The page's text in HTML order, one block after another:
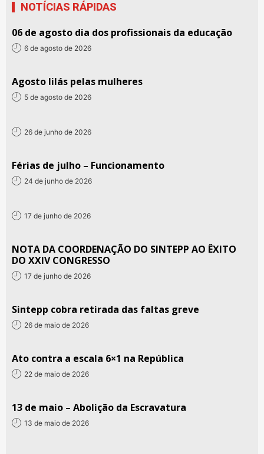
NOTÍCIAS RÁPIDAS
06 de agosto dia dos profissionais da educação
6 de agosto de 2026
Agosto lilás pelas mulheres
5 de agosto de 2026
26 de junho de 2026
Férias de julho – Funcionamento
24 de junho de 2026
17 de junho de 2026
NOTA DA COORDENAÇÃO DO SINTEPP AO ÊXITO
DO XXIV CONGRESSO
17 de junho de 2026
Sintepp cobra retirada das faltas greve
26 de maio de 2026
Ato contra a escala 6×1 na República
22 de maio de 2026
13 de maio – Abolição da Escravatura
13 de maio de 2026